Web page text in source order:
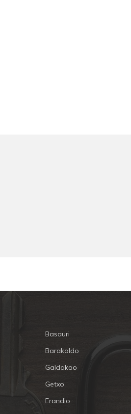
Basauri
Barakaldo
Galdakao
Getxo
Erandio